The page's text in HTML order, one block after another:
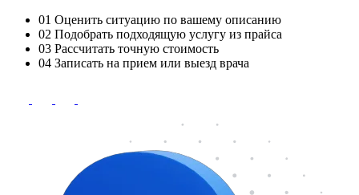
01 Оценить ситуацию по вашему описанию
02 Подобрать подходящую услугу из прайса
03 Рассчитать точную стоимость
04 Записать на прием или выезд врача